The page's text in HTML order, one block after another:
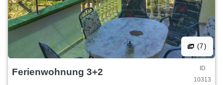
(7)
Ferienwohnung 3+2
ID
10313